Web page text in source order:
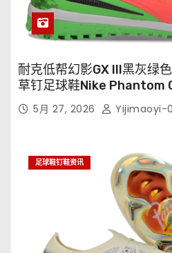
耐克低帮幻影GX III黑灰绿
草钉足球鞋Nike Phantom
5月 27, 2026 Yijimaoyi-
足球鞋钉鞋资讯